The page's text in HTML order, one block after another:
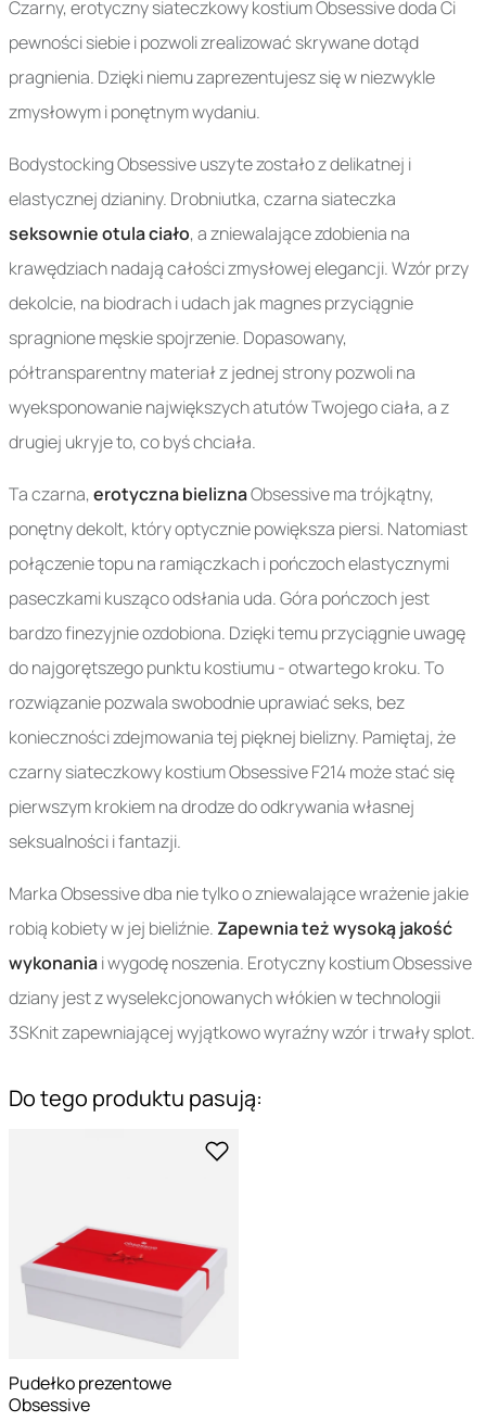
Czarny, erotyczny siateczkowy kostium Obsessive doda Ci
pewności siebie i pozwoli zrealizować skrywane dotąd
pragnienia. Dzięki niemu zaprezentujesz się w niezwykle
zmysłowym i ponętnym wydaniu.
Bodystocking Obsessive uszyte zostało z delikatnej i
elastycznej dzianiny. Drobniutka, czarna siateczka
seksownie otula ciało, a zniewalające zdobienia na
krawędziach nadają całości zmysłowej elegancji. Wzór przy
dekolcie, na biodrach i udach jak magnes przyciągnie
spragnione męskie spojrzenie. Dopasowany,
półtransparentny materiał z jednej strony pozwoli na
wyeksponowanie największych atutów Twojego ciała, a z
drugiej ukryje to, co byś chciała.
Ta czarna, erotyczna bieliznaObsessive ma trójkątny,
ponętny dekolt, który optycznie powiększa piersi. Natomiast
połączenie topu na ramiączkach i pończoch elastycznymi
paseczkami kusząco odsłania uda. Góra pończoch jest
bardzo finezyjnie ozdobiona. Dzięki temu przyciągnie uwagę
do najgorętszego punktu kostiumu - otwartego kroku. To
rozwiązanie pozwala swobodnie uprawiać seks, bez
konieczności zdejmowania tej pięknej bielizny. Pamiętaj, że
czarny siateczkowy kostium Obsessive F214 może stać się
pierwszym krokiem na drodze do odkrywania własnej
seksualności i fantazji.
Marka Obsessive dba nie tylko o zniewalające wrażenie jakie
robią kobiety w jej bieliźnie. Zapewnia też wysoką jakość
wykonaniai wygodę noszenia. Erotyczny kostium Obsessive
dziany jest z wyselekcjonowanych włókien w technologii
3SKnit zapewniającej wyjątkowo wyraźny wzór i trwały splot.
Do tego produktu pasują:
Pudełko prezentowe
Obsessive